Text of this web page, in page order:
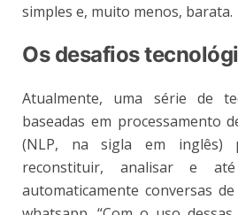
simples e, muito menos, barata.
Os desafios
Atualmente, uma série de
baseadas em processamento
(NLP, na sigla em inglês)
reconstituir, analisar e
automaticamente conversas